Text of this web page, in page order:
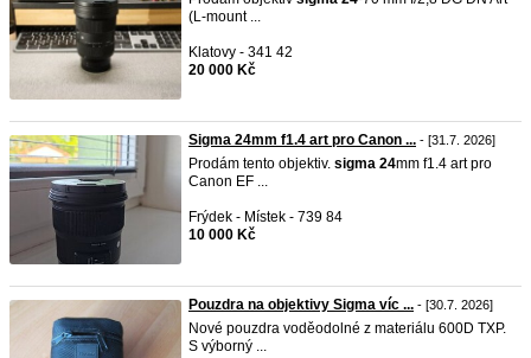
(L-mount ...
Klatovy - 341 42
20 000 Kč
Sigma 24mm f1.4 art pro Canon ... - [31.7. 2026]
Prodám tento objektiv. sigma 24mm f1.4 art pro
Canon EF ...
Frýdek - Místek - 739 84
10 000 Kč
Pouzdra na objektivy Sigma víc ... - [30.7. 2026]
Nové pouzdra voděodolné z materiálu 600D TXP.
S výborný ...